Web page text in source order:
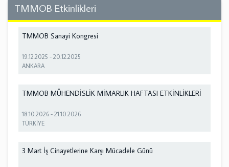
TMMOB Etkinlikleri
TMMOB Sanayi Kongresi
19.12.2025 -20.12.2025
ANKARA
TMMOB MÜHENDİSLİK MİMARLIK HAFTASI ETKİNLİKLERİ
18.10.2026 -21.10.2026
TÜRKİYE
3 Mart İş Cinayetlerine Karşı Mücadele Günü